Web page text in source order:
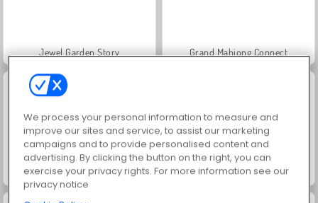
Jewel Garden Story Grand Mahjong Connect
Juice Merge Trollface Quest: USA 2
We process your personal information to measure and
improve our sites and service, to assist our marketing
campaigns and to provide personalised content and
advertising. By clicking the button on the right, you can
exercise your privacy rights. For more information see our
privacy notice